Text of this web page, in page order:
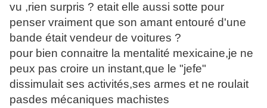
vu ,rien surpris ? etait elle aussi sotte pour
penser vraiment que son amant entouré d'une
bande était vendeur de voitures ?
pour bien connaitre la mentalité mexicaine,je ne
peux pas croire un instant,que le "jefe"
dissimulait ses activités,ses armes et ne roulait
pasdes mécaniques machistes